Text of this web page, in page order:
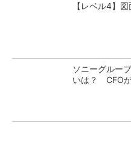
【レベル4】
ソニーグルー
いは？ CFO